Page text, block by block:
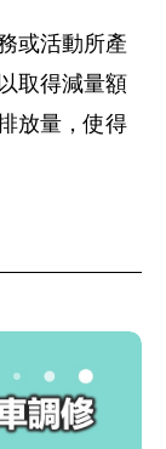
或活動所產
取得減量額
放量，使得